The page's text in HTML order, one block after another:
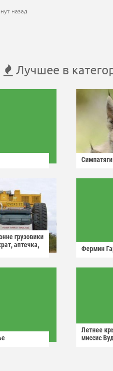
назад
Лучшее в
Симпатяги
грузовики
аптечка,
Фермин
Летнее
миссис